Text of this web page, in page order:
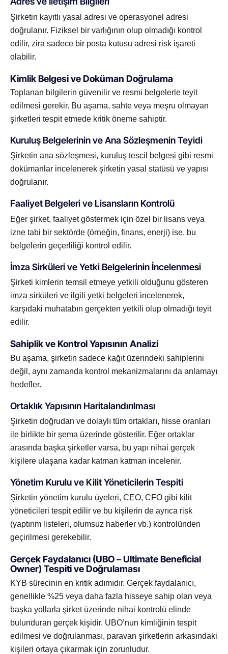
Şirketin kayıtlı yasal adresi ve operasyonel adresi
doğrulanır. Fiziksel bir varlığının olup olmadığı kontrol
edilir, zira sadece bir posta kutusu adresi risk işareti
olabilir.
Kimlik Belgesi ve Doküman Doğrulama
Toplanan bilgilerin güvenilir ve resmi belgelerle teyit
edilmesi gerekir. Bu aşama, sahte veya meşru olmayan
şirketleri tespit etmede kritik öneme sahiptir.
Kuruluş Belgelerinin ve Ana Sözleşmenin Teyidi
Şirketin ana sözleşmesi, kuruluş tescil belgesi gibi resmi
dokümanlar incelenerek şirketin yasal statüsü ve yapısı
doğrulanır.
Faaliyet Belgeleri ve Lisansların Kontrolü
Eğer şirket, faaliyet göstermek için özel bir lisans veya
izne tabi bir sektörde (örneğin, finans, enerji) ise, bu
belgelerin geçerliliği kontrol edilir.
İmza Sirküleri ve Yetki Belgelerinin İncelenmesi
Şirketi kimlerin temsil etmeye yetkili olduğunu gösteren
imza sirküleri ve ilgili yetki belgeleri incelenerek,
karşıdaki muhatabın gerçekten yetkili olup olmadığı teyit
edilir.
Sahiplik ve Kontrol Yapısının Analizi
Bu aşama, şirketin sadece kağıt üzerindeki sahiplerini
değil, aynı zamanda kontrol mekanizmalarını da anlamayı
hedefler.
Ortaklık Yapısının Haritalandırılması
Şirketin doğrudan ve dolaylı tüm ortakları, hisse oranları
ile birlikte bir şema üzerinde gösterilir. Eğer ortaklar
arasında başka şirketler varsa, bu yapı nihai gerçek
kişilere ulaşana kadar katman katman incelenir.
Yönetim Kurulu ve Kilit Yöneticilerin Tespiti
Şirketin yönetim kurulu üyeleri, CEO, CFO gibi kilit
yöneticileri tespit edilir ve bu kişilerin de ayrıca risk
(yaptırım listeleri, olumsuz haberler vb.) kontrolünden
geçirilmesi gerekebilir.
Gerçek Faydalanıcı (UBO – Ultimate Beneficial
Owner) Tespiti ve Doğrulaması
KYB sürecinin en kritik adımıdır. Gerçek faydalanıcı,
genellikle %25 veya daha fazla hisseye sahip olan veya
başka yollarla şirket üzerinde nihai kontrolü elinde
bulunduran gerçek kişidir. UBO’nun kimliğinin tespit
edilmesi ve doğrulanması, paravan şirketlerin arkasındaki
kişileri ortaya çıkarmak için zorunludur.